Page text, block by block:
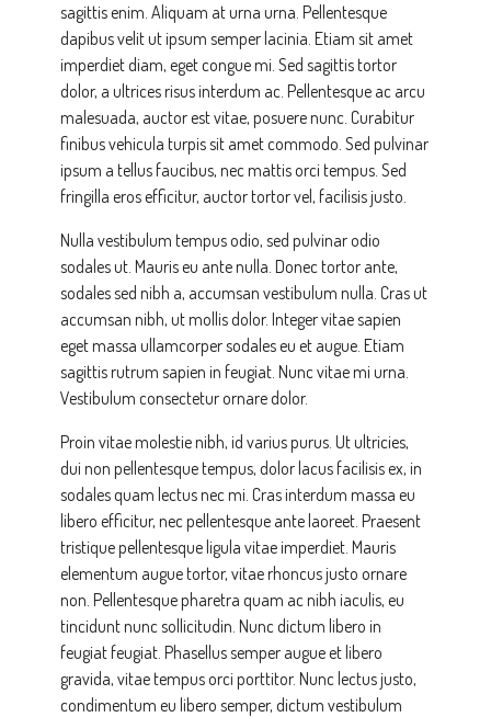
sagittis enim. Aliquam at urna urna. Pellentesque
dapibus velit ut ipsum semper lacinia. Etiam sit amet
imperdiet diam, eget congue mi. Sed sagittis tortor
dolor, a ultrices risus interdum ac. Pellentesque ac arcu
malesuada, auctor est vitae, posuere nunc. Curabitur
finibus vehicula turpis sit amet commodo. Sed pulvinar
ipsum a tellus faucibus, nec mattis orci tempus. Sed
fringilla eros efficitur, auctor tortor vel, facilisis justo.
Nulla vestibulum tempus odio, sed pulvinar odio
sodales ut. Mauris eu ante nulla. Donec tortor ante,
sodales sed nibh a, accumsan vestibulum nulla. Cras ut
accumsan nibh, ut mollis dolor. Integer vitae sapien
eget massa ullamcorper sodales eu et augue. Etiam
sagittis rutrum sapien in feugiat. Nunc vitae mi urna.
Vestibulum consectetur ornare dolor.
Proin vitae molestie nibh, id varius purus. Ut ultricies,
dui non pellentesque tempus, dolor lacus facilisis ex, in
sodales quam lectus nec mi. Cras interdum massa eu
libero efficitur, nec pellentesque ante laoreet. Praesent
tristique pellentesque ligula vitae imperdiet. Mauris
elementum augue tortor, vitae rhoncus justo ornare
non. Pellentesque pharetra quam ac nibh iaculis, eu
tincidunt nunc sollicitudin. Nunc dictum libero in
feugiat feugiat. Phasellus semper augue et libero
gravida, vitae tempus orci porttitor. Nunc lectus justo,
condimentum eu libero semper, dictum vestibulum